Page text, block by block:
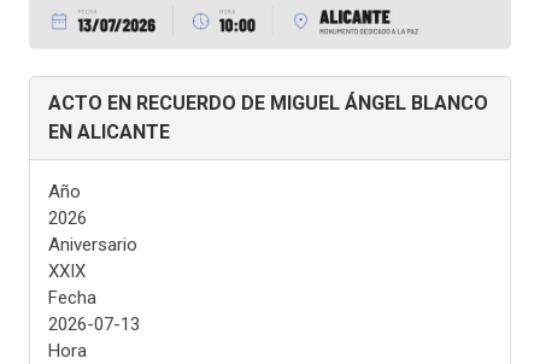
ACTO EN RECUERDO DE MIGUEL ÁNGEL BLANCO
EN ALICANTE
Año
2026
Aniversario
XXIX
Fecha
2026-07-13
Hora